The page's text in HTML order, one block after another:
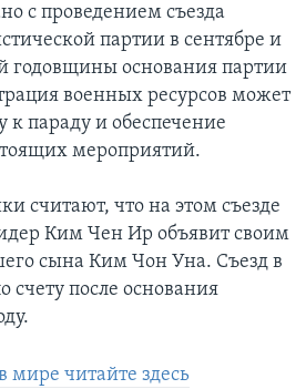
с проведением съезда
партии в сентябре и
годовщины основания партии
военных ресурсов может
к параду и обеспечение
мероприятий.
считают, что на этом съезде
Ким Чен Ир объявит своим
сына Ким Чон Уна. Съезд в
счету после основания
мире читайте здесь